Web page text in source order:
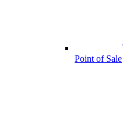
Point of Sale